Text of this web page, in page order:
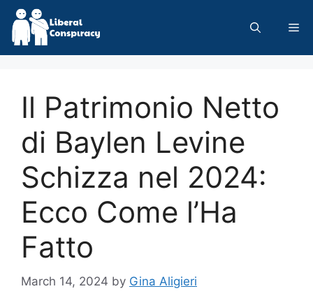
Skip
content
Il Patrimonio Netto
di Baylen Levine
Schizza nel 2024:
Ecco Come l’Ha
Fatto
March 14, 2024 by Gina Aligieri